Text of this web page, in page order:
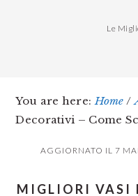
Le
You are here:Home /
Decorativi – Come
AGGIORNATO IL 7
MIGLIORI VASI